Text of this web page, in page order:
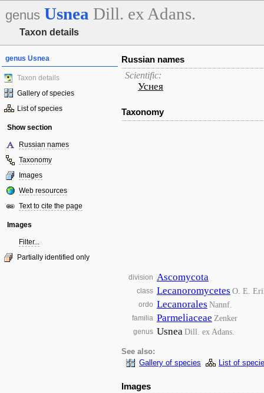
genus Usnea Dill. ex Adans.
Taxon details
genus Usnea
Taxon details
Gallery of species
List of species
Show section
Russian names
Taxonomy
Images
Web resources
Text to cite the page
Images
Filter...
Partially identified only
Russian names
Scientific:
Уснея
Taxonomy
division Ascomycota
class Lecanoromycetes O. E.
ordo Lecanorales Nannf.
familia Parmeliaceae Zenker
genus UsneaDill. ex Adans.
See also:
Gallery of species
List of
Images